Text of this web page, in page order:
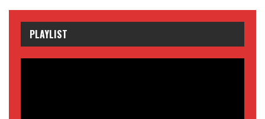
PLAYLIST